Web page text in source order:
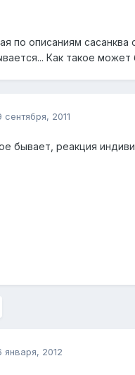
по описаниям
Как такое может
сентября, 2011
бывает, реакция
января, 2012